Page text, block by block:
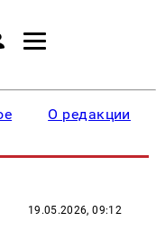
О редакции
19.05.2026, 09:12